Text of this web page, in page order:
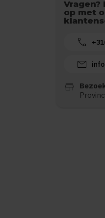
Vragen?
op met
call
mail
store